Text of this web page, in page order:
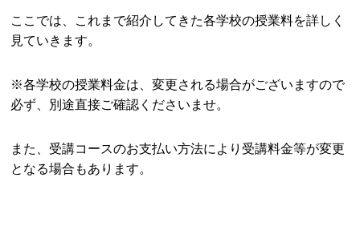
ここでは、これまで紹介してきた各学校の授業料を詳しく
見ていきます。
※各学校の授業料金は、変更される場合がございますので
必ず、別途直接ご確認くださいませ。
また、受講コースのお支払い方法により受講料金等が変更
となる場合もあります。